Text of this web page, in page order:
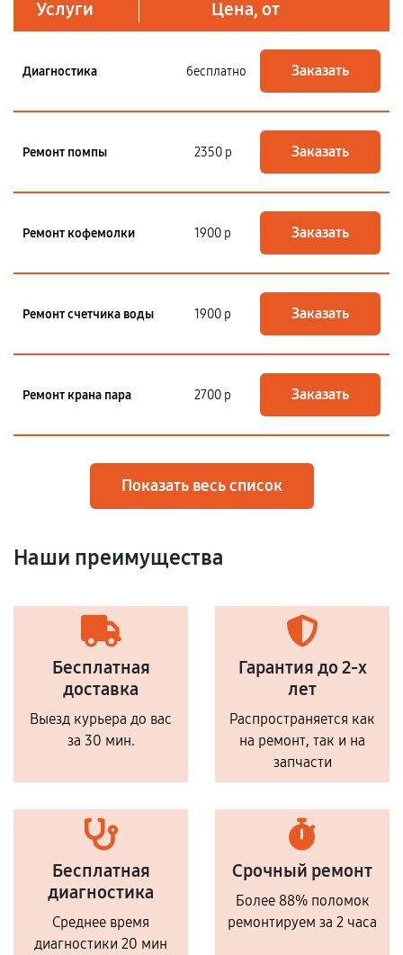
Услуги Цена, от
Диагностика бесплатно Заказать
Ремонт помпы 2350 р Заказать
Ремонт кофемолки 1900 р Заказать
Ремонт счетчика воды 1900 р Заказать
Ремонт крана пара 2700 р Заказать
Показать весь список
Наши преимущества
Бесплатная
доставка
Выезд курьера до вас
за 30 мин.
Гарантия до 2-х
лет
Распространяется как
на ремонт, так и на
запчасти
Бесплатная
диагностика
Среднее время
диагностики 20 мин
Срочный ремонт
Более 88% поломок
ремонтируем за 2 часа